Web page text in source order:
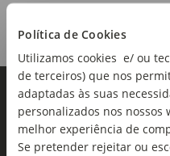
Política de Cookies
Utilizamos cookies e/ ou
de terceiros) que nos
adaptadas às suas
personalizados nos nossos
melhor experiência de
Se pretender rejeitar ou